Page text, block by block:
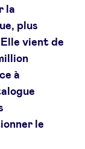
la
plus
Elle vient de
à
le